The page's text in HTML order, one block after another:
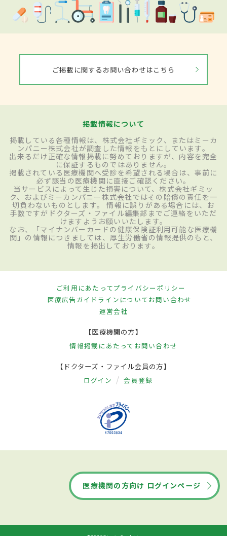
ご掲載に関するお問い合わせはこちら
掲載情報について
掲載している各種情報は、株式会社ギミック、またはミーカ
ンパニー株式会社が調査した情報をもとにしています。
出来るだけ正確な情報掲載に努めておりますが、内容を完全
に保証するものではありません。
掲載されている医療機関へ受診を希望される場合は、事前に
必ず該当の医療機関に直接ご確認ください。
当サービスによって生じた損害について、株式会社ギミッ
ク、およびミーカンパニー株式会社ではその賠償の責任を一
切負わないものとします。 情報に誤りがある場合には、お
手数ですがドクターズ・ファイル編集部までご連絡をいただ
けますようお願いいたします。
なお、「マイナンバーカードの健康保険証利用可能な医療機
関」の情報につきましては、厚生労働省の情報提供のもと、
情報を掲出しております。
ご利用にあたってプライバシーポリシー
医療広告ガイドラインについてお問い合わせ
運営会社
【医療機関の方】
情報掲載にあたって お問い合わせ
【ドクターズ・ファイル会員の方】
ログイン 会員登録
医療機関の方向け ログインページ